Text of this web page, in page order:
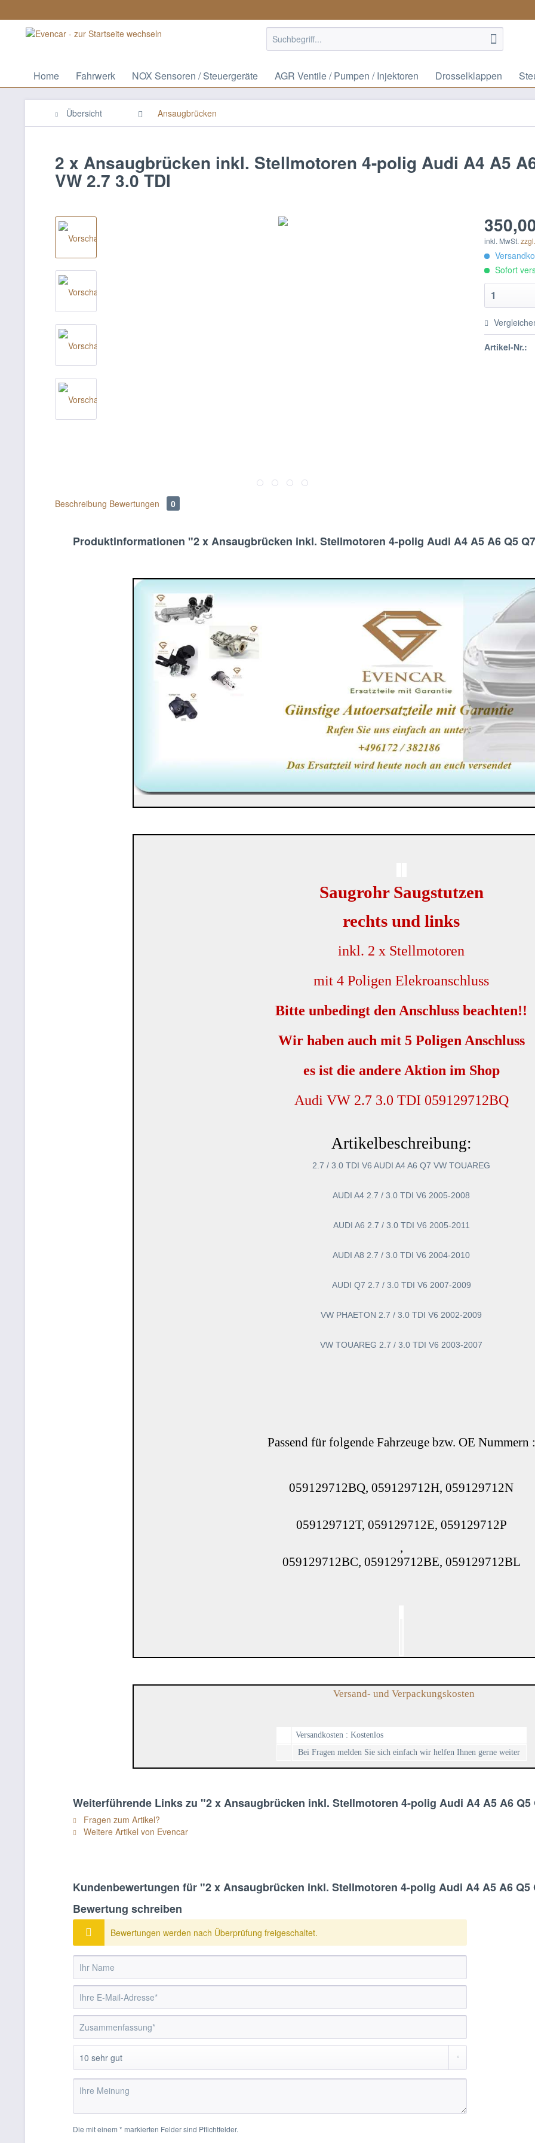
Home Fahrwerk NOX Sensoren / Steuergeräte AGR Ventile / Pumpen / Injektoren Drosselklappen
Übersicht Ansaugbrücken
2 x Ansaugbrücken inkl. Stellmotoren 4-polig Audi A4 A5
VW 2.7 3.0 TDI
inkl. MwSt.
Sofort
Artikel-Nr.:
Beschreibung Bewertungen 0
Produktinformationen "2 x Ansaugbrücken inkl. Stellmotoren 4-polig Audi A4 A5 A6 Q5
Saugrohr Saugstutzen
rechts und links
inkl. 2 x Stellmotoren
mit 4 Poligen Elekroanschluss
Bitte unbedingt den Anschluss beachten!!
Wir haben auch mit 5 Poligen Anschluss
es ist die andere Aktion im Shop
Audi VW 2.7 3.0 TDI 059129712BQ
Artikelbeschreibung:
2.7 / 3.0 TDI V6 AUDI A4 A6 Q7 VW TOUAREG
AUDI A4 2.7 / 3.0 TDI V6 2005-2008
AUDI A6 2.7 / 3.0 TDI V6 2005-2011
AUDI A8 2.7 / 3.0 TDI V6 2004-2010
AUDI Q7 2.7 / 3.0 TDI V6 2007-2009
VW PHAETON 2.7 / 3.0 TDI V6 2002-2009
VW TOUAREG 2.7 / 3.0 TDI V6 2003-2007
Passend für folgende Fahrzeuge bzw. OE Nummern :
059129712BQ, 059129712H, 059129712N
059129712T, 059129712E, 059129712P
,
059129712BC, 059129712BE, 059129712BL
Versand- und Verpackungskosten
Versandkosten : Kostenlos
Bei Fragen melden Sie sich einfach wir helfen Ihnen gerne weiter
Weiterführende Links zu "2 x Ansaugbrücken inkl. Stellmotoren 4-polig Audi A4 A5 A6 Q5
Fragen zum Artikel?
Weitere Artikel von Evencar
Kundenbewertungen für "2 x Ansaugbrücken inkl. Stellmotoren 4-polig Audi A4 A5 A6 Q5
Bewertung schreiben
Bewertungen werden nach Überprüfung freigeschaltet.
Die mit einem * markierten Felder sind Pflichtfelder.